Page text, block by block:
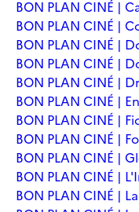
BON PLAN CINÉ |
BON PLAN CINÉ |
BON PLAN CINÉ |
BON PLAN CINÉ |
BON PLAN CINÉ |
BON PLAN CINÉ |
BON PLAN CINÉ |
BON PLAN CINÉ |
BON PLAN CINÉ |
BON PLAN CINÉ |
BON PLAN CINÉ |